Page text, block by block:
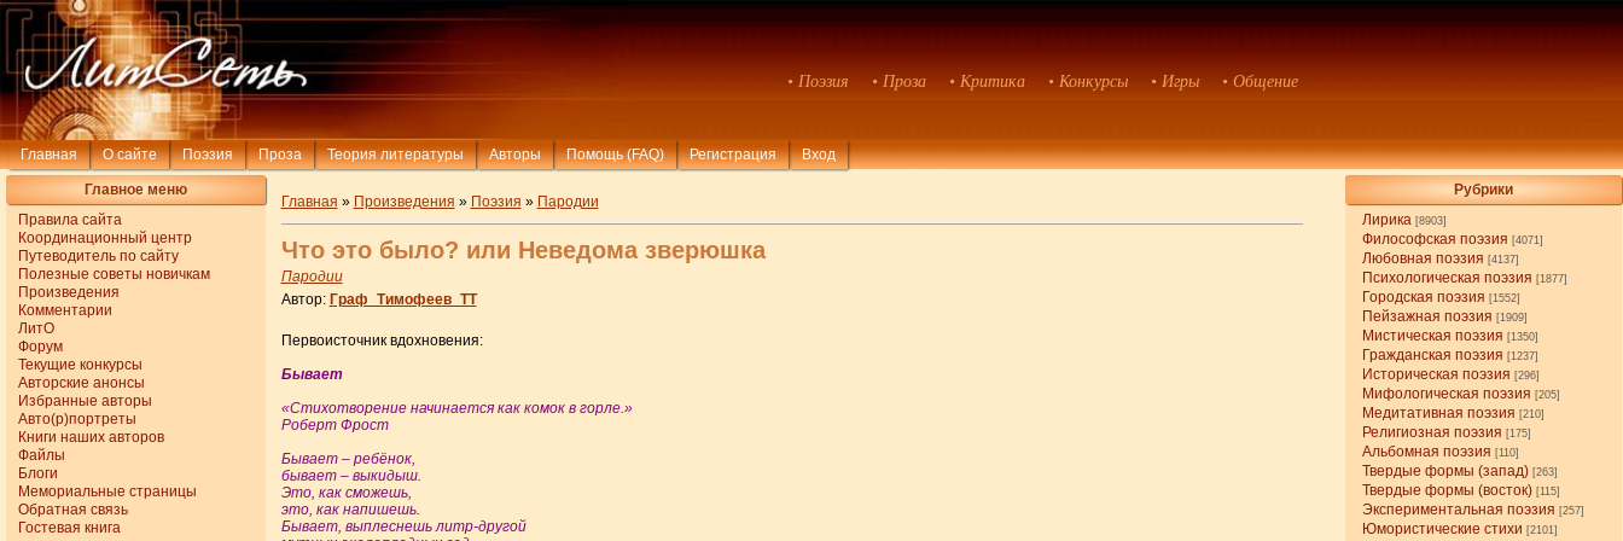
• Поэзия • Проза • Критика • Конкурсы • Игры • Общение
Главная О сайте Поэзия Проза Теория литературы Авторы Помощь (FAQ) Регистрация Вход
Главное меню
Правила сайта
Координационный центр
Путеводитель по сайту
Полезные советы новичкам
Произведения
Комментарии
ЛитО
Форум
Текущие конкурсы
Авторские анонсы
Избранные авторы
Авто(р)портреты
Книги наших авторов
Файлы
Блоги
Мемориальные страницы
Обратная связь
Гостевая книга
Рубрики
Лирика [8903]
Философская поэзия [4071]
Любовная поэзия [4137]
Психологическая поэзия [1877]
Городская поэзия [1552]
Пейзажная поэзия [1909]
Мистическая поэзия [1350]
Гражданская поэзия [1237]
Историческая поэзия [296]
Мифологическая поэзия [205]
Медитативная поэзия [210]
Религиозная поэзия [175]
Альбомная поэзия [110]
Твердые формы (запад) [263]
Твердые формы (восток) [115]
Экспериментальная поэзия [257]
Юмористические стихи [2101]
Главная » Произведения » Поэзия » Пародии
Что это было? или Неведома зверюшка
Пародии
Автор: Граф_Тимофеев_ТТ
Первоисточник вдохновения:
Бывает
«Стихотворение начинается как комок в горле.»
Роберт Фрост
Бывает – ребёнок,
бывает – выкидыш.
Это, как сможешь,
это, как напишешь.
Бывает, выплеснешь литр-другой